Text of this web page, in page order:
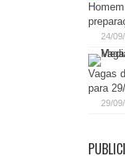
24/
Vagas
para
29/